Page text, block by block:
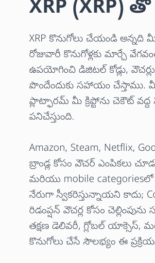
XRP (XRP)
XRP కొనుగోలు చేయండి అన్నది
రోజువారీ కొనుగోళ్లకు మార్చే
ఉపయోగించి డిజిటల్ కోడ్లు,
పొందేందుకు సహాయం చేస్తాము.
ప్లాట్ఫారమ్ మీ క్రిప్టోను చెకౌట్
పనిచేస్తుంది.
Amazon, Steam, Netflix,
బ్రాండ్ల కోసం వౌచర్ ఎంపికలు
మరియు mobile categoriesలో
నేరుగా స్వీకరిస్తున్నాయని కాదు;
రిడంప్షన్ వౌచర్ల కోసం
తక్షణ డెలివరీ, గ్లోబల్ యాక్సెస్,
కొనుగోలు చేసే సౌలభ్యం ఈ